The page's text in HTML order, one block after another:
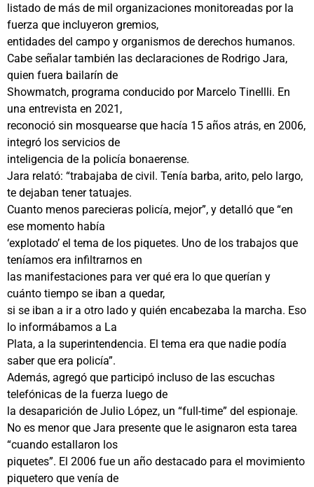
listado de más de mil organizaciones monitoreadas por la
fuerza que incluyeron gremios,
entidades del campo y organismos de derechos humanos.
Cabe señalar también las declaraciones de Rodrigo Jara,
quien fuera bailarín de
Showmatch, programa conducido por Marcelo Tinellli. En
una entrevista en 2021,
reconoció sin mosquearse que hacía 15 años atrás, en 2006,
integró los servicios de
inteligencia de la policía bonaerense.
Jara relató: “trabajaba de civil. Tenía barba, arito, pelo largo,
te dejaban tener tatuajes.
Cuanto menos parecieras policía, mejor”, y detalló que “en
ese momento había
‘explotado’ el tema de los piquetes. Uno de los trabajos que
teníamos era infiltrarnos en
las manifestaciones para ver qué era lo que querían y
cuánto tiempo se iban a quedar,
si se iban a ir a otro lado y quién encabezaba la marcha. Eso
lo informábamos a La
Plata, a la superintendencia. El tema era que nadie podía
saber que era policía”.
Además, agregó que participó incluso de las escuchas
telefónicas de la fuerza luego de
la desaparición de Julio López, un “full-time” del espionaje.
No es menor que Jara presente que le asignaron esta tarea
“cuando estallaron los
piquetes”. El 2006 fue un año destacado para el movimiento
piquetero que venía de